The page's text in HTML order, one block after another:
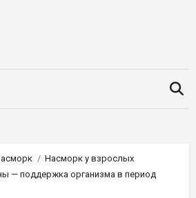
Насморк у взрослых
— поддержка организма в период